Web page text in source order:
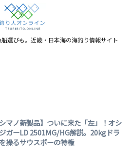
選びも。近畿・日本海の海釣り情報サイト
シマノ新製品】ついに来た「左」！オシ
ガーLD 2501MG/HG解説。20kgドラ
操るサウスポーの特権